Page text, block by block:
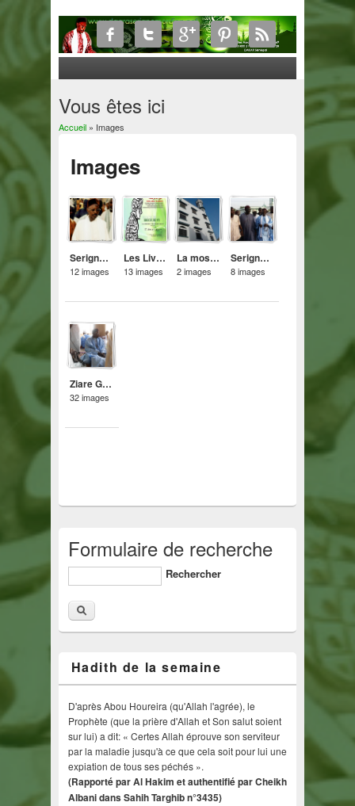
Vous êtes ici
Accueil» Images
Images
Serigne Mor Diop
12 images
Les Livres du Daara Serigne Mor Diop
13 images
La mosquée Du Daara Serigne Mor Diop
2 images
Serigne Mor Diop & autres
8 images
Ziare Général 2015 à Tivaouane
32 images
Formulaire de recherche
Rechercher
Hadith de la semaine
D'après Abou Houreira (qu'Allah l'agrée), le
Prophète (que la prière d'Allah et Son salut soient
sur lui) a dit: « Certes Allah éprouve son serviteur
par la maladie jusqu'à ce que cela soit pour lui une
expiation de tous ses péchés ».
(Rapporté par Al Hakim et authentifié par Cheikh
Albani dans Sahih Targhib n°3435)